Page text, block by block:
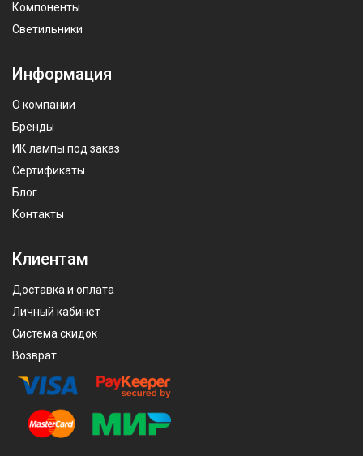
Компоненты
Светильники
Информация
О компании
Бренды
ИК лампы под заказ
Сертификаты
Блог
Контакты
Клиентам
Доставка и оплата
Личный кабинет
Система скидок
Возврат